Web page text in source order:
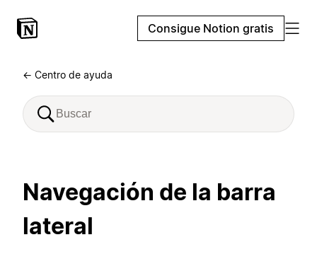
Consigue Notion gratis
← Centro de ayuda
Navegación de la barra
lateral